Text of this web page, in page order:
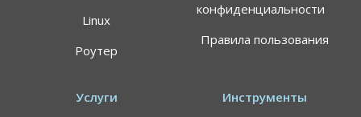
Linux
Роутер
конфиденциальности
Правила пользования
Услуги
Инструменты